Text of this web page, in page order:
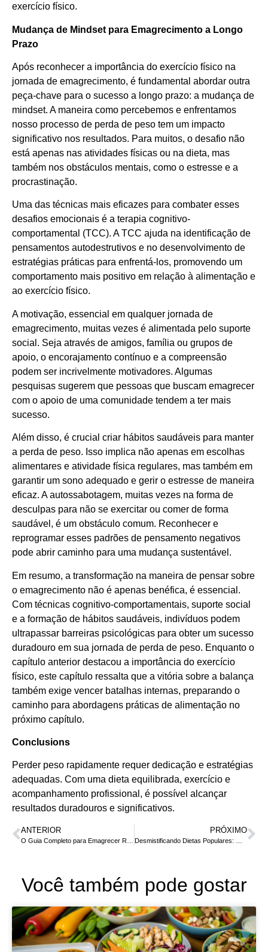
exercício físico.
Mudança de Mindset para Emagrecimento a Longo
Prazo
Após reconhecer a importância do exercício físico na
jornada de emagrecimento, é fundamental abordar outra
peça-chave para o sucesso a longo prazo: a mudança de
mindset. A maneira como percebemos e enfrentamos
nosso processo de perda de peso tem um impacto
significativo nos resultados. Para muitos, o desafio não
está apenas nas atividades físicas ou na dieta, mas
também nos obstáculos mentais, como o estresse e a
procrastinação.
Uma das técnicas mais eficazes para combater esses
desafios emocionais é a terapia cognitivo-
comportamental (TCC). A TCC ajuda na identificação de
pensamentos autodestrutivos e no desenvolvimento de
estratégias práticas para enfrentá-los, promovendo um
comportamento mais positivo em relação à alimentação e
ao exercício físico.
A motivação, essencial em qualquer jornada de
emagrecimento, muitas vezes é alimentada pelo suporte
social. Seja através de amigos, família ou grupos de
apoio, o encorajamento contínuo e a compreensão
podem ser incrivelmente motivadores. Algumas
pesquisas sugerem que pessoas que buscam emagrecer
com o apoio de uma comunidade tendem a ter mais
sucesso.
Além disso, é crucial criar hábitos saudáveis para manter
a perda de peso. Isso implica não apenas em escolhas
alimentares e atividade física regulares, mas também em
garantir um sono adequado e gerir o estresse de maneira
eficaz. A autossabotagem, muitas vezes na forma de
desculpas para não se exercitar ou comer de forma
saudável, é um obstáculo comum. Reconhecer e
reprogramar esses padrões de pensamento negativos
pode abrir caminho para uma mudança sustentável.
Em resumo, a transformação na maneira de pensar sobre
o emagrecimento não é apenas benéfica, é essencial.
Com técnicas cognitivo-comportamentais, suporte social
e a formação de hábitos saudáveis, indivíduos podem
ultrapassar barreiras psicológicas para obter um sucesso
duradouro em sua jornada de perda de peso. Enquanto o
capítulo anterior destacou a importância do exercício
físico, este capítulo ressalta que a vitória sobre a balança
também exige vencer batalhas internas, preparando o
caminho para abordagens práticas de alimentação no
próximo capítulo.
Conclusions
Perder peso rapidamente requer dedicação e estratégias
adequadas. Com uma dieta equilibrada, exercício e
acompanhamento profissional, é possível alcançar
resultados duradouros e significativos.
ANTERIOR PRÓXIMO
Você também pode gostar